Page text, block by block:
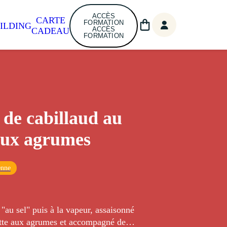
CARTE
CADEAU
ACCÈS
FORMATION
ACCÈS
FORMATION
de cabillaud au
agrumes
sel" puis à la vapeur, assaisonné
aux agrumes et accompagné de